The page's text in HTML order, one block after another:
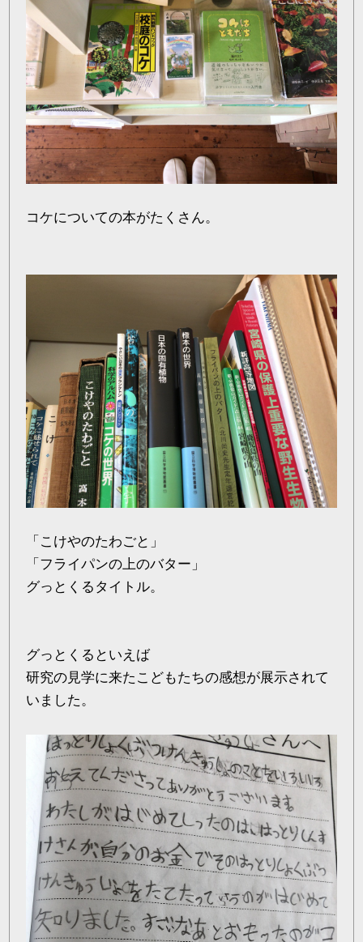
コケについての本がたくさん。
「こけやのたわごと」
「フライパンの上のバター」
グっとくるタイトル。
グっとくるといえば
研究の見学に来たこどもたちの感想が展示されて
いました。